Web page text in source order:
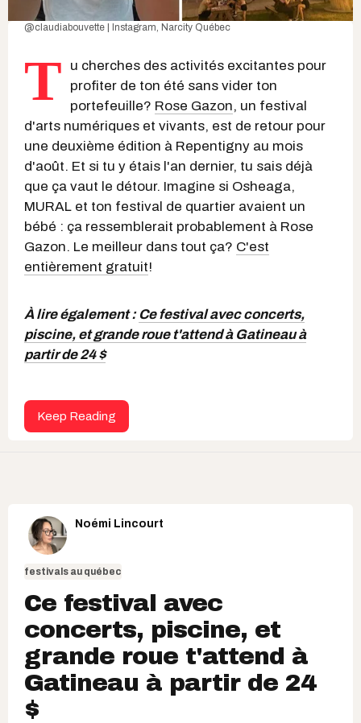
@claudiabouvette | Instagram, Narcity Québec
T
u cherches des activités excitantes pour
profiter de ton été sans vider ton
portefeuille? Rose Gazon, un festival
d'arts numériques et vivants, est de retour pour
une deuxième édition à Repentigny au mois
d'août. Et si tu y étais l'an dernier, tu sais déjà
que ça vaut le détour. Imagine si Osheaga,
MURAL et ton festival de quartier avaient un
bébé : ça ressemblerait probablement à Rose
Gazon. Le meilleur dans tout ça? C'est
entièrement gratuit!
À lire également : Ce festival avec concerts,
piscine, et grande roue t'attend à Gatineau à
partir de 24 $
Keep Reading
Noémi Lincourt
festivals au québec
Ce festival avec
concerts, piscine, et
grande roue t'attend à
Gatineau à partir de 24
$